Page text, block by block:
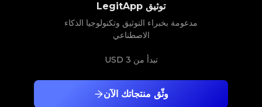
وثّق منتجاتك الآن
توثيق LegitApp
مدعومة بخبراء التوثيق وتكنولوجيا الذكاء
الاصطناعي
تبدأ من 3 USD